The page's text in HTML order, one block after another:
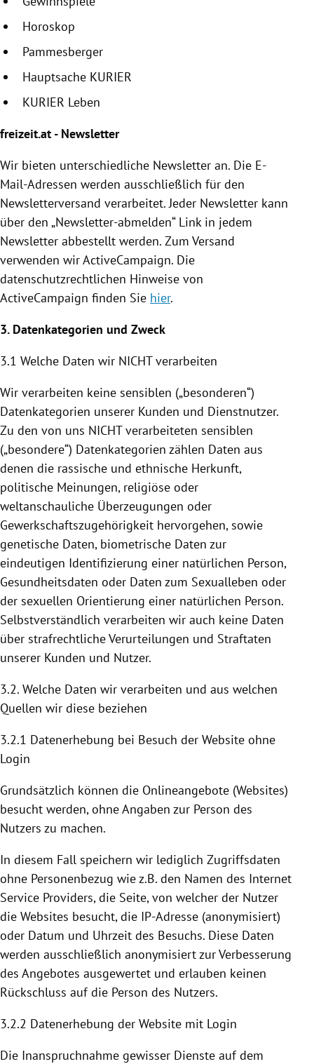
Horoskop
Pammesberger
Hauptsache KURIER
KURIER Leben
freizeit.at - Newsletter
Wir bieten unterschiedliche Newsletter an. Die E-
Mail-Adressen werden ausschließlich für den
Newsletterversand verarbeitet. Jeder Newsletter kann
über den „Newsletter-abmelden“ Link in jedem
Newsletter abbestellt werden. Zum Versand
verwenden wir ActiveCampaign. Die
datenschutzrechtlichen Hinweise von
ActiveCampaign finden Sie hier.
3. Datenkategorien und Zweck
3.1 Welche Daten wir NICHT verarbeiten
Wir verarbeiten keine sensiblen („besonderen“)
Datenkategorien unserer Kunden und Dienstnutzer.
Zu den von uns NICHT verarbeiteten sensiblen
(„besondere“) Datenkategorien zählen Daten aus
denen die rassische und ethnische Herkunft,
politische Meinungen, religiöse oder
weltanschauliche Überzeugungen oder
Gewerkschaftszugehörigkeit hervorgehen, sowie
genetische Daten, biometrische Daten zur
eindeutigen Identifizierung einer natürlichen Person,
Gesundheitsdaten oder Daten zum Sexualleben oder
der sexuellen Orientierung einer natürlichen Person.
Selbstverständlich verarbeiten wir auch keine Daten
über strafrechtliche Verurteilungen und Straftaten
unserer Kunden und Nutzer.
3.2. Welche Daten wir verarbeiten und aus welchen
Quellen wir diese beziehen
3.2.1 Datenerhebung bei Besuch der Website ohne
Login
Grundsätzlich können die Onlineangebote (Websites)
besucht werden, ohne Angaben zur Person des
Nutzers zu machen.
In diesem Fall speichern wir lediglich Zugriffsdaten
ohne Personenbezug wie z.B. den Namen des Internet
Service Providers, die Seite, von welcher der Nutzer
die Websites besucht, die IP-Adresse (anonymisiert)
oder Datum und Uhrzeit des Besuchs. Diese Daten
werden ausschließlich anonymisiert zur Verbesserung
des Angebotes ausgewertet und erlauben keinen
Rückschluss auf die Person des Nutzers.
3.2.2 Datenerhebung der Website mit Login
Die Inanspruchnahme gewisser Dienste auf dem